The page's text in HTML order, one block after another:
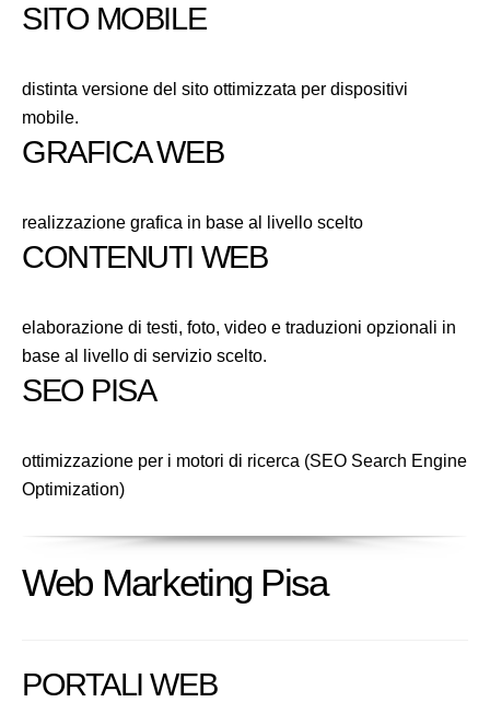
SITO MOBILE
distinta versione del sito ottimizzata per dispositivi
mobile.
GRAFICA WEB
realizzazione grafica in base al livello scelto
CONTENUTI WEB
elaborazione di testi, foto, video e traduzioni opzionali in
base al livello di servizio scelto.
SEO PISA
ottimizzazione per i motori di ricerca (SEO Search Engine
Optimization)
Web Marketing Pisa
PORTALI WEB